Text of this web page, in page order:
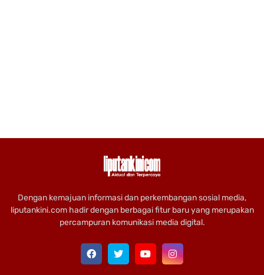
Dengan kemajuan informasi dan perkembangan sosial media,
liputankini.com hadir dengan berbagai fitur baru yang merupakan
percampuran komunikasi media digital.